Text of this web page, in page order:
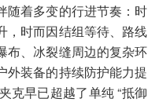
随着多变的行进节奏：时
，时而因结组等待、路线
布、冰裂缝周边的复杂环
外装备的持续防护能力提
克早已超越了单纯 “抵御